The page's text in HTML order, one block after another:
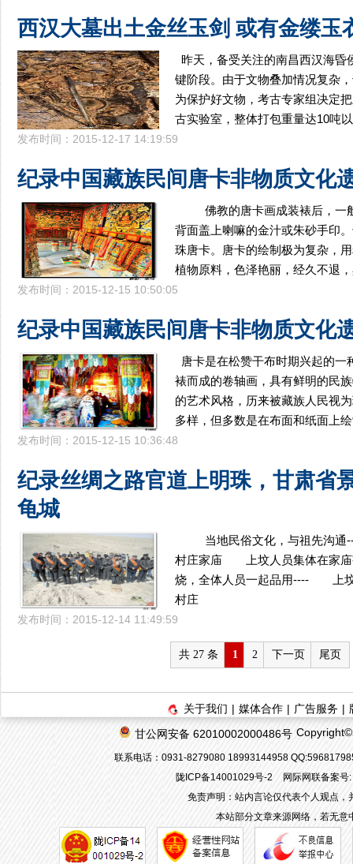
西汉大墓出土金丝玉剑 或有金缕玉
昨天，备受关注的南昌西汉海
键阶段。由于文物叠加情况复杂
为保护好文物，考古专家组决定
古实验室，整体打包重量达10吨
发布时间：2015-12-17 14:19:59
纪录中国藏族民间唐卡非物质文化
佛教的唐卡画成装裱后，一
背面盖上喇嘛的金汁或朱砂手印
珠唐卡。唐卡的绘制极为复杂，
植物原料，色泽艳丽，经久不退
发布时间：2015-12-15 10:50:05
纪录中国藏族民间唐卡非物质文化
唐卡是在松赞干布时期兴起的
裱而成的卷轴画，具有鲜明的民
的艺术风格，历来被藏族人民视
多样，但多数是在布面和纸面上
发布时间：2015-12-15 10:36:48
纪录丝绸之路官道上明珠，甘肃省
龟城
当地民俗文化，与祖先沟
村庄家庙 上坟人员集体在家庙
烧，全体人员一起品用---- 上坟
村庄
发布时间：2015-12-14 11:49:59
共 27 条 1 2 下一页 尾页
关于我们 | 媒体合作 | 广告服务 |
甘公网安备 62010002000486号
联系电话：0931-8279080 18993144958
陇ICP备14001029号-2
网际网联备案
免责声明：站内言论仅代表个人观点
本站部分文章来源网络，若无意